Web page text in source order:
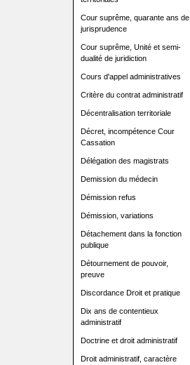
Cour suprême, quarante ans de
jurisprudence
Cour suprême, Unité et semi-
dualité de juridiction
Cours d'appel administratives
Critère du contrat administratif
Décentralisation territoriale
Décret, incompétence Cour
Cassation
Délégation des magistrats
Demission du médecin
Démission refus
Démission, variations
Détachement dans la fonction
publique
Détournement de pouvoir,
preuve
Discordance Droit et pratique
Dix ans de contentieux
administratif
Doctrine et droit administratif
Droit administratif, caractère